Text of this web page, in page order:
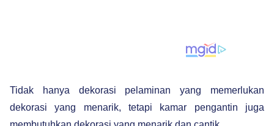
Tidak hanya dekorasi pelaminan yang memerlukan
dekorasi yang menarik, tetapi kamar pengantin juga